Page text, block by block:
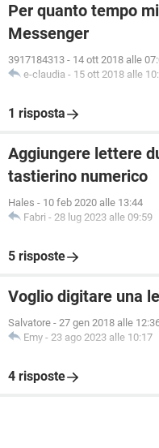
Per quanto tempo
Messenger
3917184313 - 14 ott 2018 alle
e-claudia - 15 ott 2018 alle
1 risposta
Aggiungere lettere
tastierino numerico
Hales - 10 feb 2020 alle 13:44
Fabri - 28 lug 2023 alle 09:59
5 risposte
Voglio digitare una
Salvatore - 27 gen 2018 alle
Emy - 23 ago 2023 alle 10:17
4 risposte